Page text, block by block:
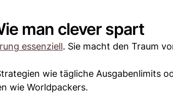
man clever spart
essenziell. Sie macht den Traum
wie tägliche Ausgabenlimits
wie Worldpackers.